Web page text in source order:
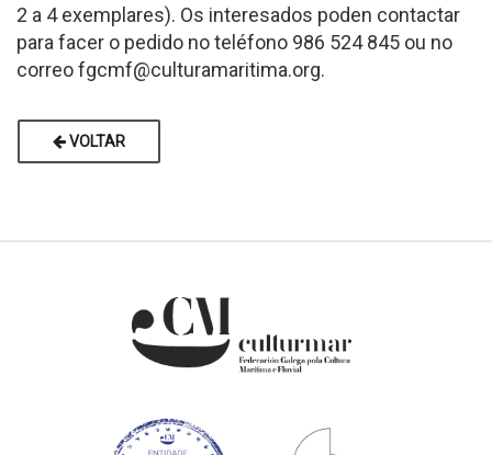
2 a 4 exemplares). Os interesados poden contactar
para facer o pedido no teléfono 986 524 845 ou no
correo fgcmf@culturamaritima.org.
VOLTAR